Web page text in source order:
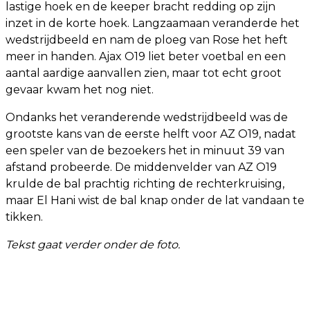
lastige hoek en de keeper bracht redding op zijn
inzet in de korte hoek. Langzaamaan veranderde het
wedstrijdbeeld en nam de ploeg van Rose het heft
meer in handen. Ajax O19 liet beter voetbal en een
aantal aardige aanvallen zien, maar tot echt groot
gevaar kwam het nog niet.
Ondanks het veranderende wedstrijdbeeld was de
grootste kans van de eerste helft voor AZ O19, nadat
een speler van de bezoekers het in minuut 39 van
afstand probeerde. De middenvelder van AZ O19
krulde de bal prachtig richting de rechterkruising,
maar El Hani wist de bal knap onder de lat vandaan te
tikken.
Tekst gaat verder onder de foto.